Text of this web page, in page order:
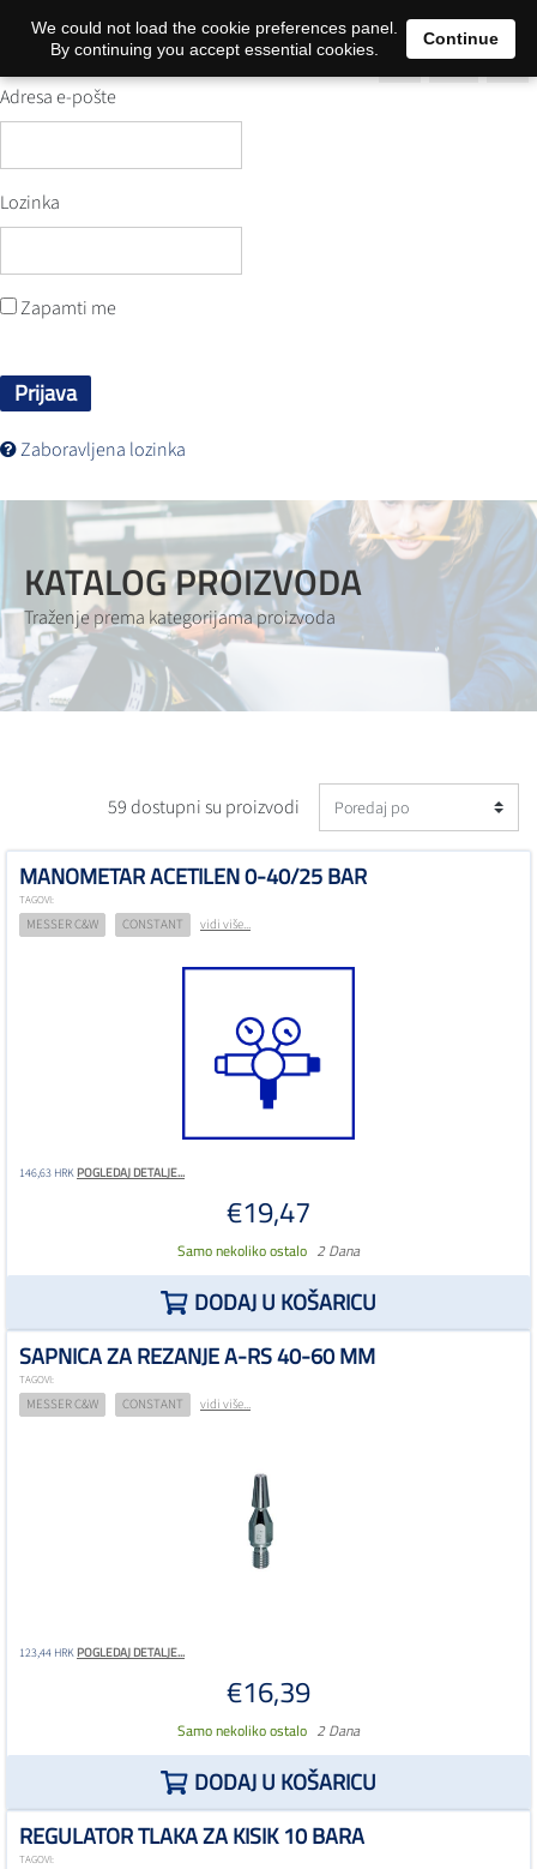
0
Adresa e-pošte
Lozinka
Zapamti me
Prijava
Zaboravljena lozinka
KATALOG PROIZVODA
Traženje prema kategorijama proizvoda
59 dostupni su proizvodi
MANOMETAR ACETILEN 0-40/25 BAR
TAGOVI:
MESSER C&W CONSTANT vidi više...
146,63 HRKPOGLEDAJ DETALJE...
€19,47
Samo nekoliko ostalo 2 Dana
DODAJ U KOŠARICU
SAPNICA ZA REZANJE A-RS 40-60 MM
TAGOVI:
MESSER C&W CONSTANT vidi više...
123,44 HRKPOGLEDAJ DETALJE...
€16,39
Samo nekoliko ostalo 2 Dana
DODAJ U KOŠARICU
REGULATOR TLAKA ZA KISIK 10 BARA
TAGOVI:
We could not load the cookie preferences panel.
By continuing you accept essential cookies.
Continue